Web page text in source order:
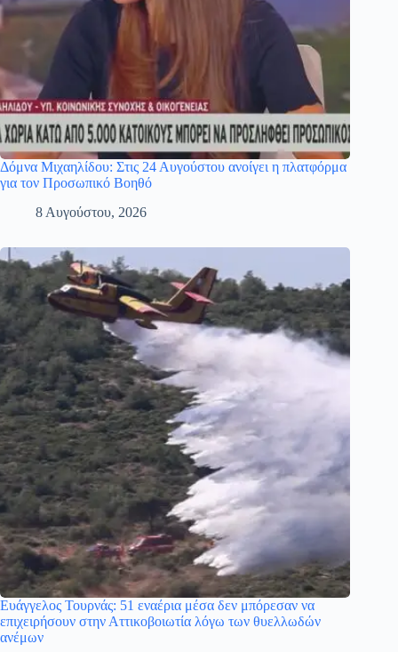
Δόμνα Μιχαηλίδου: Στις 24 Αυγούστου ανοίγει η πλατφόρμα
για τον Προσωπικό Βοηθό
8 Αυγούστου, 2026
Ευάγγελος Τουρνάς: 51 εναέρια μέσα δεν μπόρεσαν να
επιχειρήσουν στην Αττικοβοιωτία λόγω των θυελλωδών
ανέμων